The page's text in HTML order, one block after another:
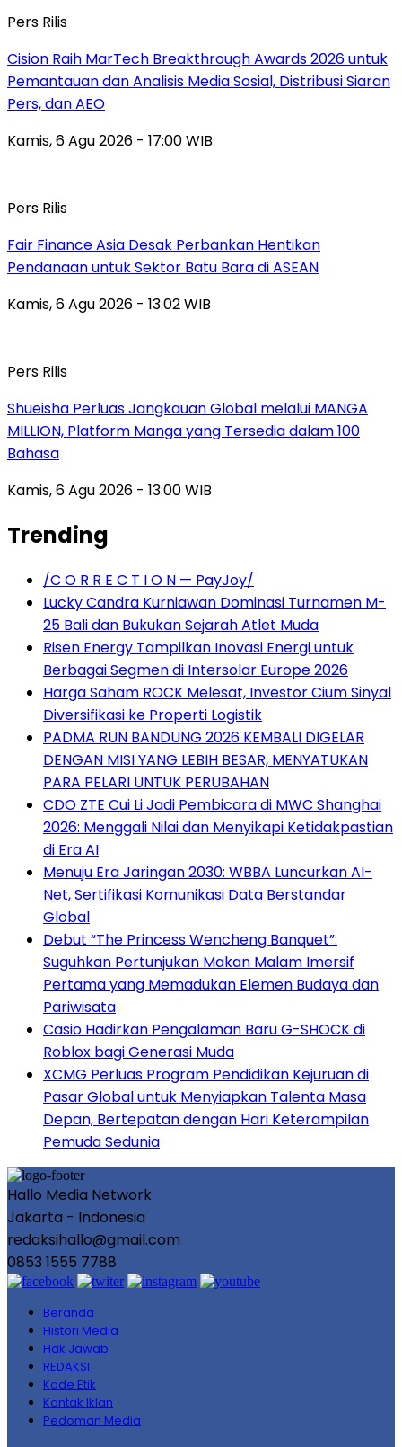
Pers Rilis
Cision Raih MarTech Breakthrough Awards 2026 untuk
Pemantauan dan Analisis Media Sosial, Distribusi Siaran
Pers, dan AEO
Kamis, 6 Agu 2026 - 17:00 WIB
Pers Rilis
Fair Finance Asia Desak Perbankan Hentikan
Pendanaan untuk Sektor Batu Bara di ASEAN
Kamis, 6 Agu 2026 - 13:02 WIB
Pers Rilis
Shueisha Perluas Jangkauan Global melalui MANGA
MILLION, Platform Manga yang Tersedia dalam 100
Bahasa
Kamis, 6 Agu 2026 - 13:00 WIB
Trending
/C O R R E C T I O N — PayJoy/
Lucky Candra Kurniawan Dominasi Turnamen M-
25 Bali dan Bukukan Sejarah Atlet Muda
Risen Energy Tampilkan Inovasi Energi untuk
Berbagai Segmen di Intersolar Europe 2026
Harga Saham ROCK Melesat, Investor Cium Sinyal
Diversifikasi ke Properti Logistik
PADMA RUN BANDUNG 2026 KEMBALI DIGELAR
DENGAN MISI YANG LEBIH BESAR, MENYATUKAN
PARA PELARI UNTUK PERUBAHAN
CDO ZTE Cui Li Jadi Pembicara di MWC Shanghai
2026: Menggali Nilai dan Menyikapi Ketidakpastian
di Era AI
Menuju Era Jaringan 2030: WBBA Luncurkan AI-
Net, Sertifikasi Komunikasi Data Berstandar
Global
Debut “The Princess Wencheng Banquet”:
Suguhkan Pertunjukan Makan Malam Imersif
Pertama yang Memadukan Elemen Budaya dan
Pariwisata
Casio Hadirkan Pengalaman Baru G-SHOCK di
Roblox bagi Generasi Muda
XCMG Perluas Program Pendidikan Kejuruan di
Pasar Global untuk Menyiapkan Talenta Masa
Depan, Bertepatan dengan Hari Keterampilan
Pemuda Sedunia
Hallo Media Network
Jakarta - Indonesia
redaksihallo@gmail.com
0853 1555 7788
Beranda
Histori Media
Hak Jawab
REDAKSI
Kode Etik
Kontak Iklan
Pedoman Media